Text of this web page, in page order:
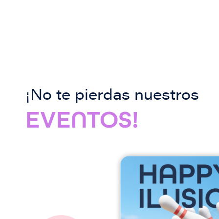
¡No te pierdas nuestros
EVENTOS!
I
g